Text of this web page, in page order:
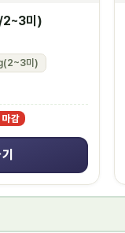
2~3미)
미)
마감